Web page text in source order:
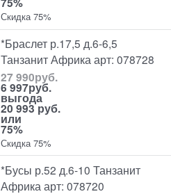
Скидка 75%
*Браслет р.17,5 д.6-6,5
Танзанит Африка арт: 078728
27 990руб.
6 997руб.
выгода
20 993 руб.
или
75%
Скидка 75%
*Бусы р.52 д.6-10 Танзанит
Африка арт: 078720